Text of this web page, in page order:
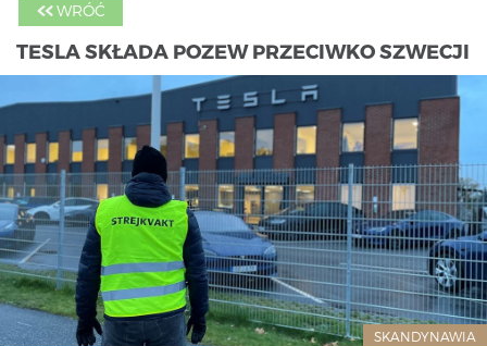
WRÓĆ
TESLA SKŁADA POZEW PRZECIWKO SZWECJI
SKANDYNAWIA